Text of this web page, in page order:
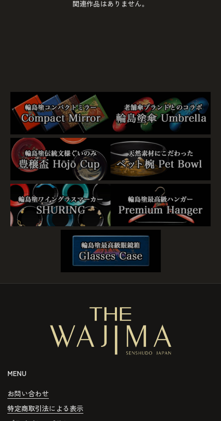
関連作品はありません。
MENU
お問い合わせ
特定商取引法による表示